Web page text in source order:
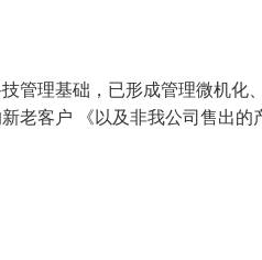
管理基础，已形成管理微机化
老客户 《以及非我公司售出的